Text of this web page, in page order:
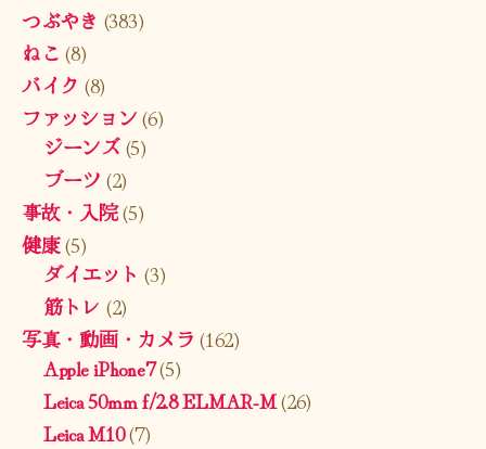
つぶやき (383)
ねこ (8)
バイク (8)
ファッション(6)
ジーンズ(5)
ブーツ (2)
事故・入院(5)
健康(5)
ダイエット (3)
筋トレ (2)
写真・動画・カメラ (162)
Apple iPhone7(5)
Leica 50mm f/2.8 ELMAR-M(26)
Leica M10(7)